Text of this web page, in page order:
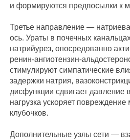
и формируются предпосылки к
Третье направление —
ось. Ураты в почечных
натрийурез, опосредованно
стимулируют симпатические
задержки натрия,
дисфункции сдвигает давление
нагрузка ускоряет
клубочков.
Дополнительные узлы сети —